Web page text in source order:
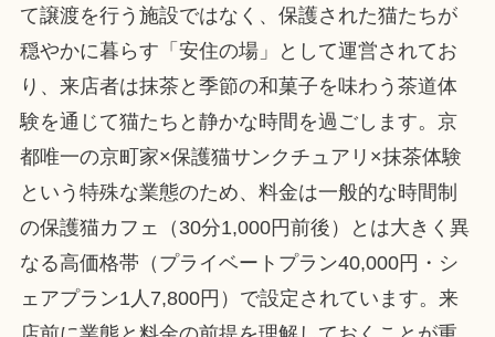
て譲渡を行う施設ではなく、保護された猫たちが
穏やかに暮らす「安住の場」として運営されてお
り、来店者は抹茶と季節の和菓子を味わう茶道体
験を通じて猫たちと静かな時間を過ごします。京
都唯一の京町家×保護猫サンクチュアリ×抹茶体験
という特殊な業態のため、料金は一般的な時間制
の保護猫カフェ（30分1,000円前後）とは大きく異
なる高価格帯（プライベートプラン40,000円・シ
ェアプラン1人7,800円）で設定されています。来